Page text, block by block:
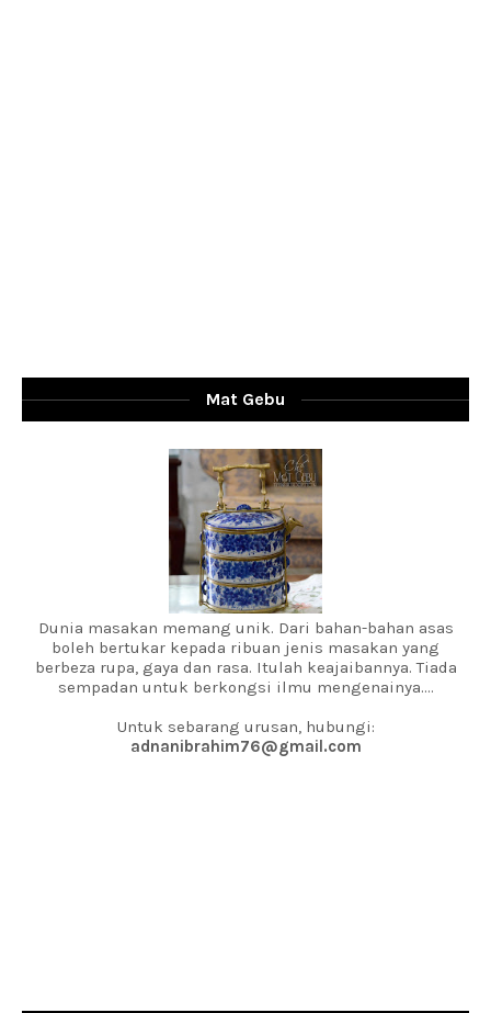
Mat Gebu
Dunia masakan memang unik. Dari bahan-bahan asas
boleh bertukar kepada ribuan jenis masakan yang
berbeza rupa, gaya dan rasa. Itulah keajaibannya. Tiada
sempadan untuk berkongsi ilmu mengenainya....
Untuk sebarang urusan, hubungi:
adnanibrahim76@gmail.com